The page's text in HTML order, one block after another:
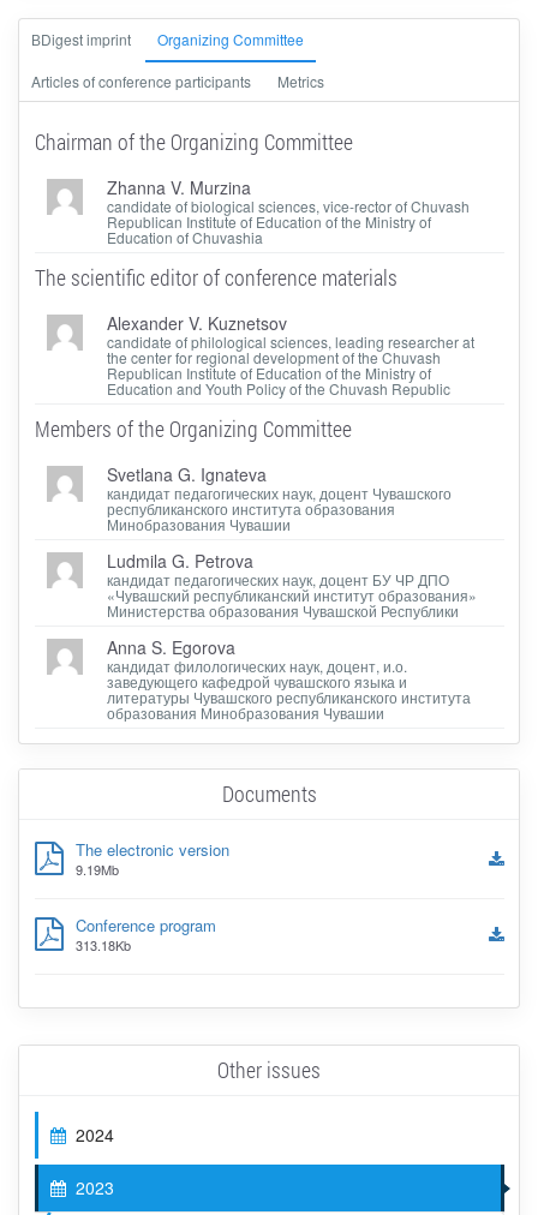
ВDigest imprint Organizing Committee
Articles of conference participants Metrics
Chairman of the Organizing Committee
Zhanna V. Murzina
candidate of biological sciences, vice-rector of Chuvash
Republican Institute of Education of the Ministry of
Education of Chuvashia
The scientific editor of conference materials
Alexander V. Kuznetsov
candidate of philological sciences, leading researcher at
the center for regional development of the Chuvash
Republican Institute of Education of the Ministry of
Education and Youth Policy of the Chuvash Republic
Members of the Organizing Committee
Svetlana G. Ignateva
кандидат педагогических наук, доцент Чувашского
республиканского института образования
Минобразования Чувашии
Ludmila G. Petrova
кандидат педагогических наук, доцент БУ ЧР ДПО
«Чувашский республиканский институт образования»
Министерства образования Чувашской Республики
Anna S. Egorova
кандидат филологических наук, доцент, и.о.
заведующего кафедрой чувашского языка и
литературы Чувашского республиканского института
образования Минобразования Чувашии
Documents
The electronic version
9.19Mb
Conference program
313.18Kb
Other issues
2024
2023